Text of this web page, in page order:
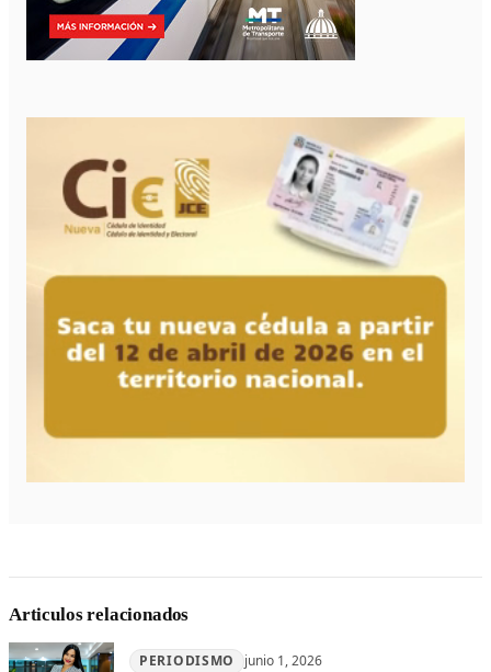
Articulos relacionados
PERIODISMO junio 1, 2026